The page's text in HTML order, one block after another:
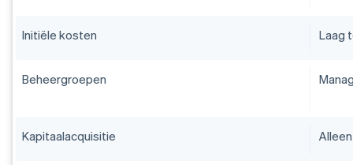
Initiële kosten Laag
Beheergroepen
Kapitaalacquisitie